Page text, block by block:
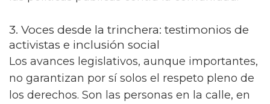
denunciado un aumento alarmante de
detenciones arbitrarias, acoso y violencia.
En Rusia se intensificó la censura de
contenido LGBTQ+ con una ley que prohíbe